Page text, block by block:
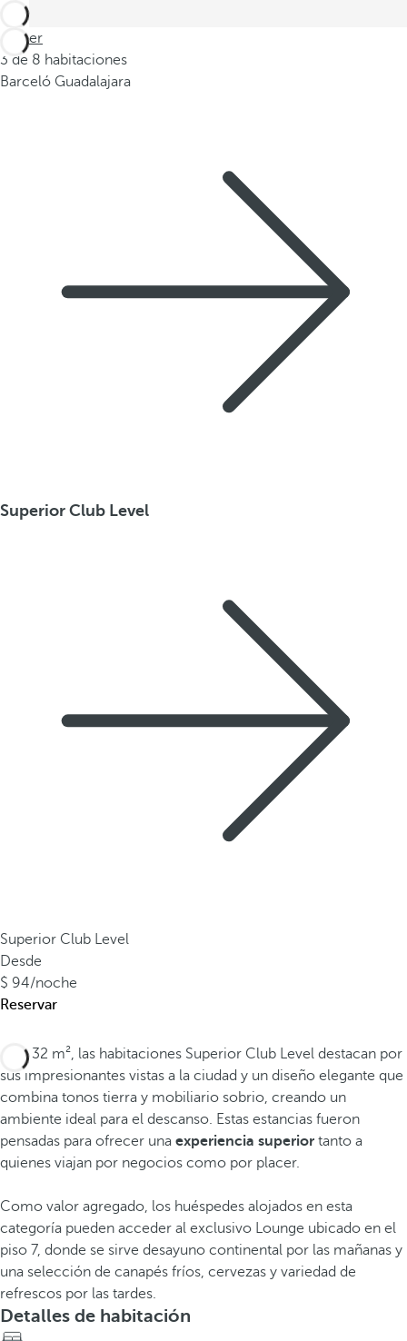
Volver
3 de 8 habitaciones
Barceló Guadalajara
Superior Club Level
Superior Club Level
Desde
94/noche
Reservar
Con 32 m², las habitaciones Superior Club Level destacan por
sus impresionantes vistas a la ciudad y un diseño elegante que
combina tonos tierra y mobiliario sobrio, creando un
ambiente ideal para el descanso. Estas estancias fueron
pensadas para ofrecer una experiencia superior tanto a
quienes viajan por negocios como por placer.
Como valor agregado, los huéspedes alojados en esta
categoría pueden acceder al exclusivo Lounge ubicado en el
piso 7, donde se sirve desayuno continental por las mañanas y
una selección de canapés fríos, cervezas y variedad de
refrescos por las tardes.
Detalles de habitación